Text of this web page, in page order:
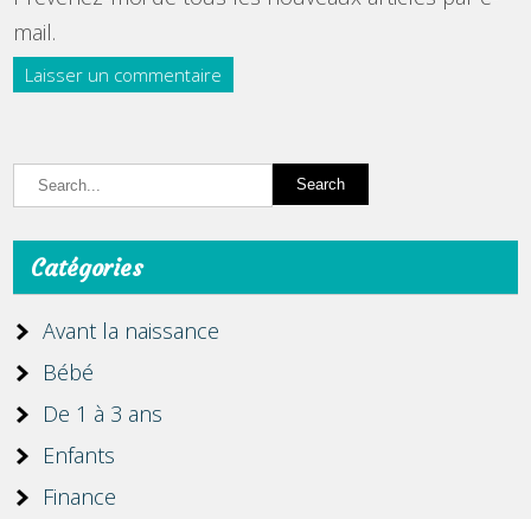
mail.
Catégories
Avant la naissance
Bébé
De 1 à 3 ans
Enfants
Finance